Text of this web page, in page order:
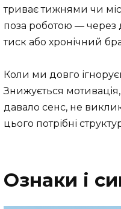
триває тижнями чи
поза роботою — через
тиск або хронічний
Коли ми довго
Знижується
давало сенс, не
цього потрібні
Ознаки і